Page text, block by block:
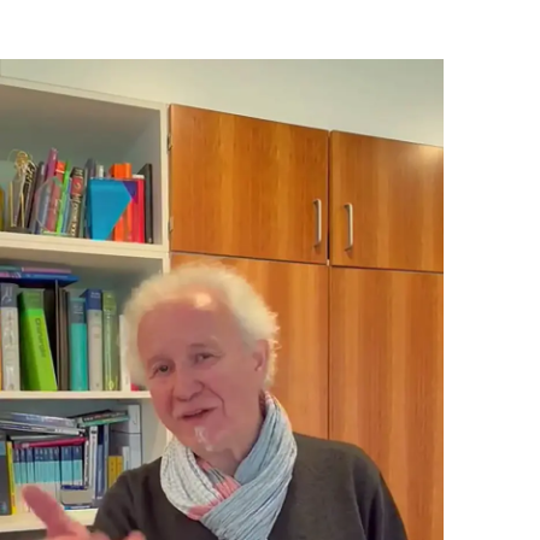
meisten Gästebucheintragungen der Martini-Klink hört es
sich so an als handelt es sich bei dem Aufenthalt in der
Klinik, bei der OP und Post OP etc. um eine Wellness-
Veranstaltung in einem Spa Hotel. Ich darf Ihnen, liebe
Leser dieses Beitrages, aus eigenem Erleben schildern,
dieses ist definitiv nicht im Entferntesten der Fall. Das habe
nicht nur ich so empfunden, sondern auch etliche andere
Patienten welche ich nach deren OP in der Klinik getroffen
habe und wir uns über den Ist- und Soll-Zustand realistisch
ausgetauscht haben. Das habe ich wohl, beeinflusst durch
die vielen Eintragungen über unkomplizierte postoperative
Verläufe, sehr unterschätzt. Die Tektomie der Prostata ist
und bleibt eine sehr schwere, tiefgreifende und überaus
extrem komplizierte OP und erst nach der Entlassung aus
der Klinik beginnt der Körper sich „Step by Step“ wirklich
sehr langsam zu erholen (ich habe eine wirklich gute